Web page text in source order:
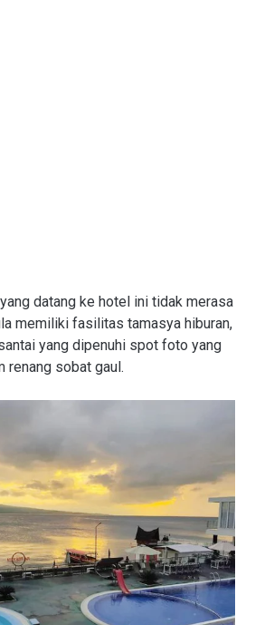
datang ke hotel ini tidak merasa
memiliki fasilitas tamasya hiburan,
yang dipenuhi spot foto yang
renang sobat gaul.